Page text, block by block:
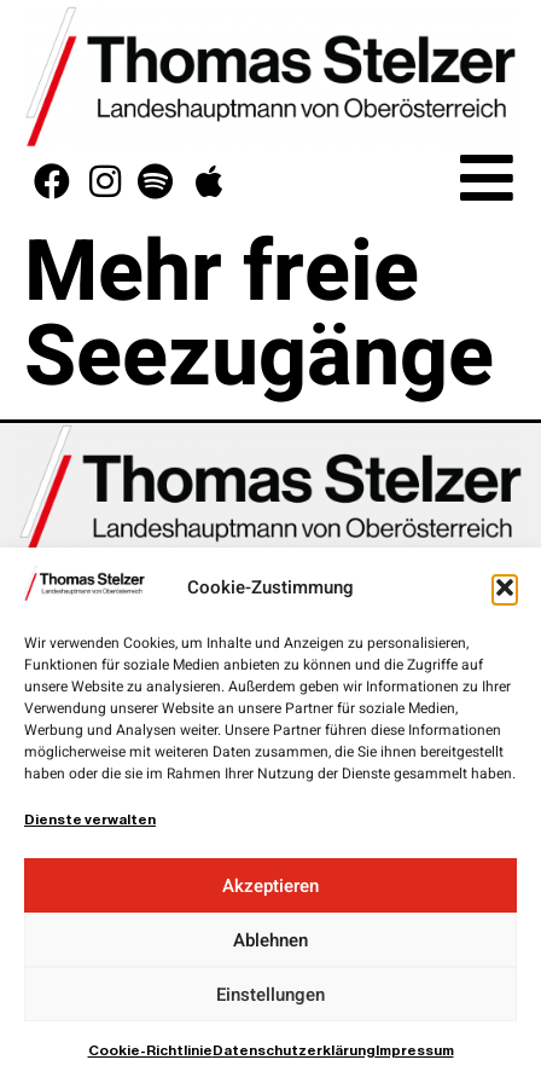
Cookie-Zustimmung
Wir verwenden Cookies, um Inhalte und Anzeigen zu personalisieren,
Funktionen für soziale Medien anbieten zu können und die Zugriffe auf
unsere Website zu analysieren. Außerdem geben wir Informationen zu Ihrer
Verwendung unserer Website an unsere Partner für soziale Medien,
Werbung und Analysen weiter. Unsere Partner führen diese Informationen
möglicherweise mit weiteren Daten zusammen, die Sie ihnen bereitgestellt
haben oder die sie im Rahmen Ihrer Nutzung der Dienste gesammelt haben.
Dienste verwalten
Akzeptieren
Ablehnen
Einstellungen
Cookie-RichtlinieDatenschutzerklärungImpressum
Mehr freie
Seezugänge
Landhausplatz 1, 4020 Linz
lh.stelzer@ooe.gv.at
Medieninhaber und Herausgeber:
ÖVP Oberösterreich
Obere Donaulände 7
4020 Linz
Mag. FlorianHiegelsberger
Impressum
EU Cookie Richtline